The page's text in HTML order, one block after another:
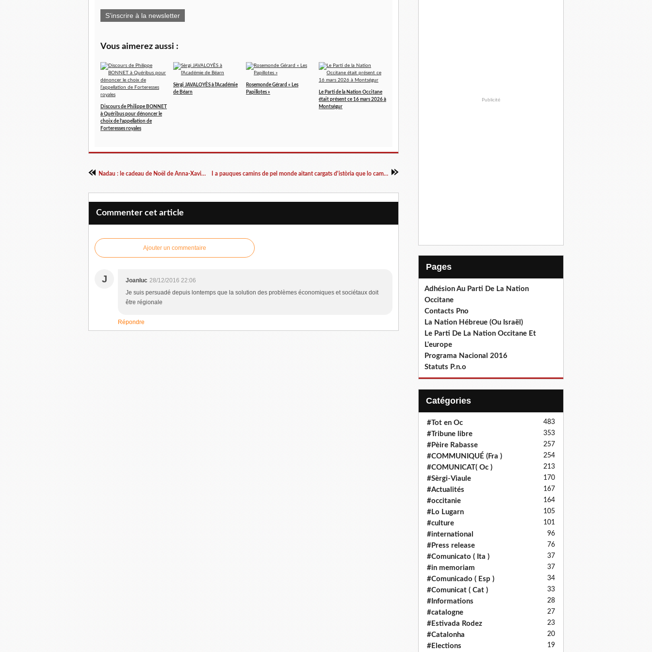
S'inscrire à la newsletter
Vous aimerez aussi :
Discours de Philippe BONNET
à Quéribus pour dénoncer le
choix de l’appellation de
Forteresses royales
Sèrgi JAVALOYÈS à l'Académie
de Béarn
Rosemonde Gérard « Les
Papillotes »
Le Parti de la Nation Occitane
était présent ce 16 mars 2026 à
Montségur
Nadau : le cadeau de Noël de Anna-Xavier Albertini I a pauques camins de pel monde aitant cargats d'istòria que lo camin de Sant Jacme
Commenter cet article
Ajouter un commentaire
J Joanluc 28/12/2016 22:06
Je suis persuadé depuis lontemps que la solution des problèmes économiques et sociétaux doit
être régionale
Répondre
Publicité
Pages
Adhésion Au Parti De La Nation
Occitane
Contacts Pno
La Nation Hébreue (Ou Israël)
Le Parti De La Nation Occitane Et
L'europe
Programa Nacional 2016
Statuts P.n.o
Catégories
#Tot en Oc 483
#Tribune libre 353
#Pèire Rabasse 257
#COMMUNIQUÉ (Fra ) 254
#COMUNICAT( Oc ) 213
#Sèrgi-Viaule 170
#Actualités 167
#occitanie 164
#Lo Lugarn 105
#culture 101
#international 96
#Press release 76
#Comunicato ( Ita ) 37
#in memoriam 37
#Comunicado ( Esp ) 34
#Comunicat ( Cat ) 33
#Informations 28
#catalogne 27
#Estivada Rodez 23
#Catalonha 20
#Elections 19